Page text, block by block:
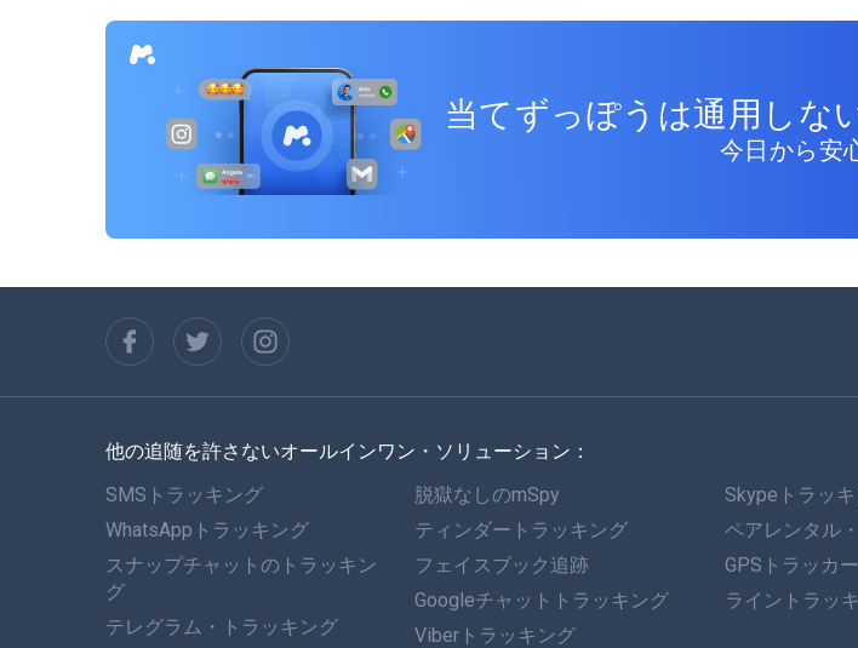
当てずっぽうは通用しな
今日から安
他の追随を許さないオールインワン・ソリューション：
SMSトラッキング
WhatsAppトラッキング
スナップチャットのトラッキン
グ
テレグラム・トラッキング
脱獄なしのmSpy
ティンダートラッキング
フェイスブック追跡
Googleチャットトラッキング
Viberトラッキング
Skypeトラッ
ペアレンタル
GPSトラッカー
ライントラッ